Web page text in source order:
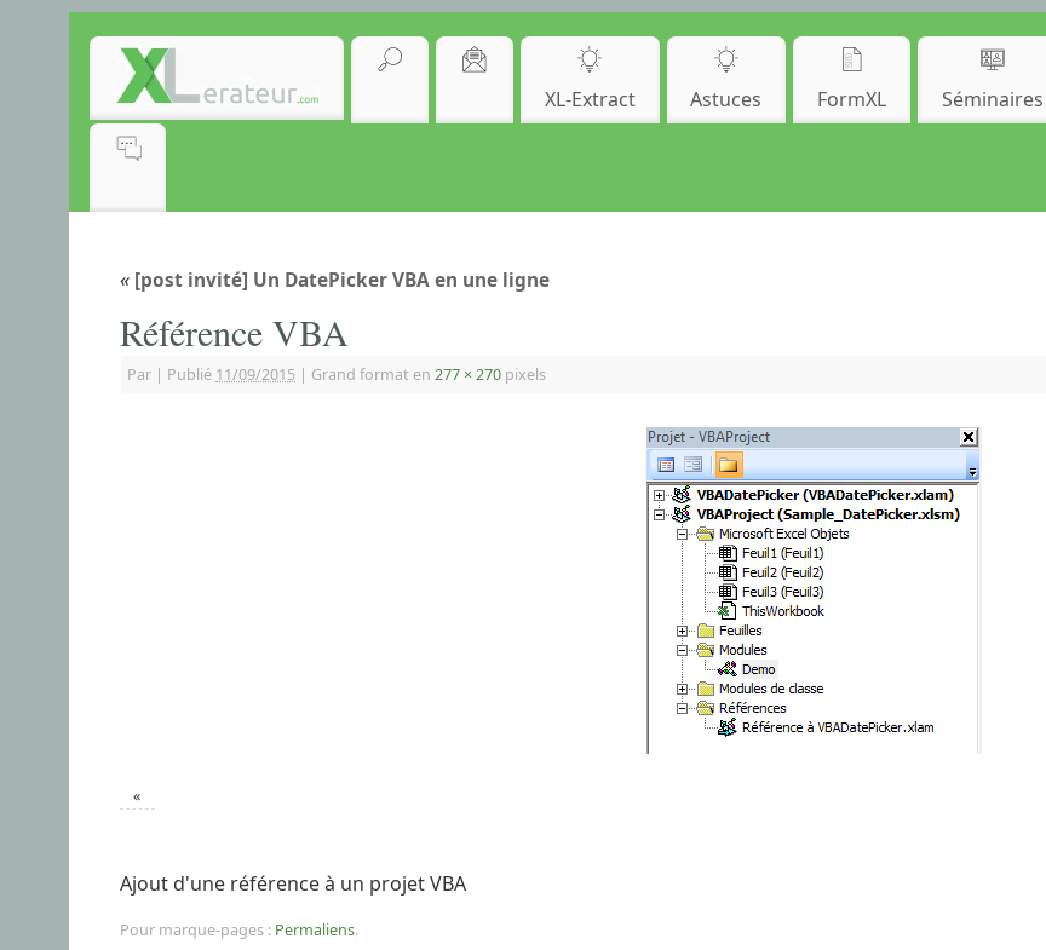
XL-Extract Astuces FormXL Séminaires
« [post invité] Un DatePicker VBA en une ligne
Référence VBA
Par | Publié 11/09/2015 | Grand format en 277 × 270 pixels
«
Ajout d'une référence à un projet VBA
Pour marque-pages : Permaliens.